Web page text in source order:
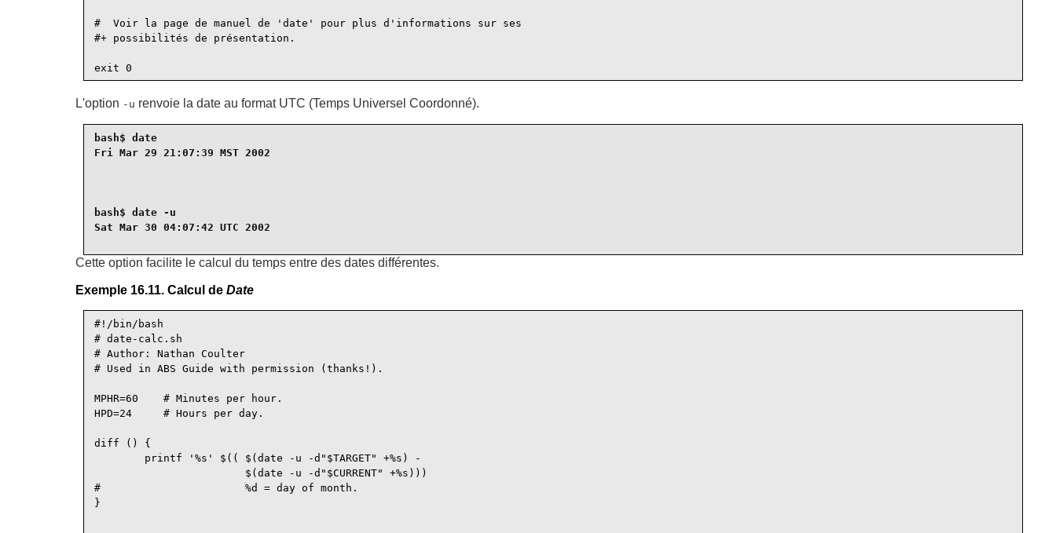
#  Voir la page de manuel de 'date' pour plus d'informations sur ses
#+ possibilités de présentation.
L'option -u renvoie la date au format UTC (Temps Universel Coordonné).
bash$ date
Fri Mar 29 21:07:39 MST 2002
bash$ date -u
Sat Mar 30 04:07:42 UTC 2002
Cette option facilite le calcul du temps entre des dates différentes.
Exemple 16.11. Calcul de Date
#!/bin/bash
# date-calc.sh
# Author: Nathan Coulter
# Used in ABS Guide with permission (thanks!).
MPHR=60    # Minutes per hour.
HPD=24     # Hours per day.
diff () {
        printf '%s' $(( $(date -u -d"$TARGET" +%s) -
                        $(date -u -d"$CURRENT" +%s)))
#                       %d = day of month.
}